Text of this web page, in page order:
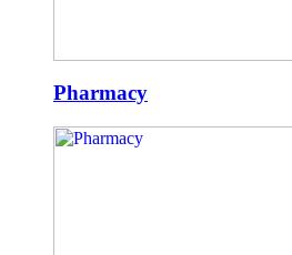
Pharmacy